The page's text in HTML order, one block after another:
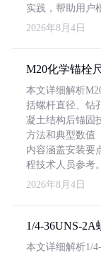
实践，帮助用户
2026年8月4日
M20化学锚栓
本文详细解析
括螺杆直径、钻
凝土结构后锚固
方法和典型数值
内容涵盖安装要
程技术人员参考。
2026年8月4日
1/4-36UNS-
本文详细解析1/